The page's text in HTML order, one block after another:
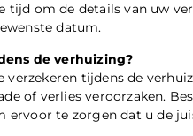
om de details van uw
datum.
de verhuizing?
tijdens de
of verlies veroorzaken.
te zorgen dat u de